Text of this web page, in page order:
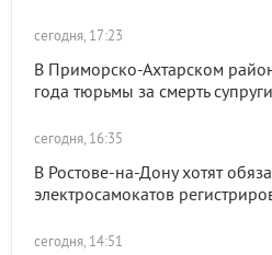
сегодня, 17:23
В Приморско-Ахтарском
года тюрьмы за смерть
сегодня, 16:35
В Ростове-на-Дону хотят
электросамокатов
сегодня, 14:51